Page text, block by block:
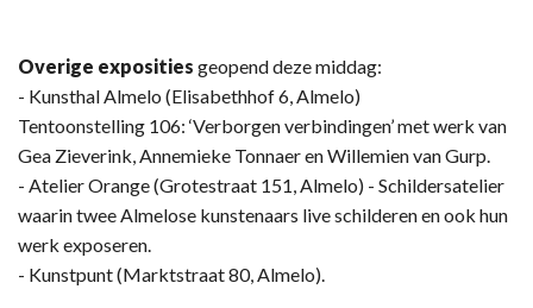
Overige exposities geopend deze middag:
- Kunsthal Almelo (Elisabethhof 6, Almelo)
Tentoonstelling 106: ‘Verborgen verbindingen’ met werk van
Gea Zieverink, Annemieke Tonnaer en Willemien van Gurp.
- Atelier Orange (Grotestraat 151, Almelo) - Schildersatelier
waarin twee Almelose kunstenaars live schilderen en ook hun
werk exposeren.
- Kunstpunt (Marktstraat 80, Almelo).